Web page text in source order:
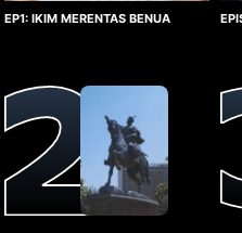
EP1: IKIM MERENTAS BENUA